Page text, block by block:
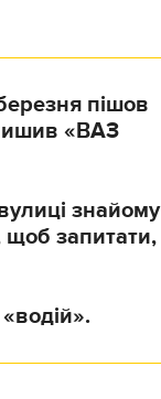
пішов
«ВАЗ
знайому
щоб запитати,